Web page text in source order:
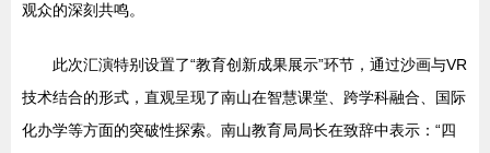
观众的深刻共鸣。
此次汇演特别设置了“教育创新成果展示”环节，通过沙画与VR
技术结合的形式，直观呈现了南山在智慧课堂、跨学科融合、国际
化办学等方面的突破性探索。南山教育局局长在致辞中表示：“四